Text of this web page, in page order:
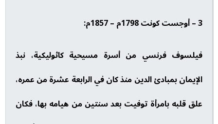
3 – أوجست كونت 1798م – 1857م:
فيلسوف فرنسي من أسرة مسيحية كاثوليكية، نبذ
الإيمان بمبادئ الدين منذ كان في الرابعة عشرة من عمره،
علق قلبه بامرأة توفيت بعد سنتين من هيامه بها، فكان